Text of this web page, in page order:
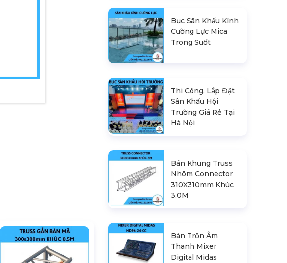
Bục Sân Khấu Kính
Cường Lực Mica
Trong Suốt
Thi Công, Lắp Đặt
Sân Khấu Hội
Trường Giá Rẻ Tại
Hà Nội
Bán Khung Truss
Nhôm Connector
310X310mm Khúc
3.0M
Bàn Trộn Âm
Thanh Mixer
Digital Midas